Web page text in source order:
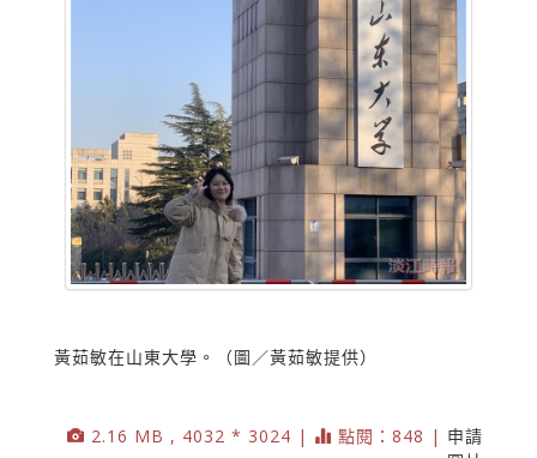
黃茹敏在山東大學。（圖／黃茹敏提供）
2.16 MB , 4032 * 3024 | 點閱：848 | 申請